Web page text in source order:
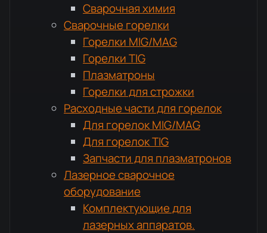
Сварочная химия
Сварочные горелки
Горелки MIG/MAG
Горелки TIG
Плазматроны
Горелки для строжки
Расходные части для горелок
Для горелок MIG/MAG
Для горелок TIG
Запчасти для плазматронов
Лазерное сварочное
оборудование
Комплектующие для
лазерных аппаратов.